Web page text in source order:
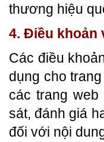
thương hiệu
4. Điều khoản
Các điều
dụng cho
các trang
sát, đánh giá
đối với nội